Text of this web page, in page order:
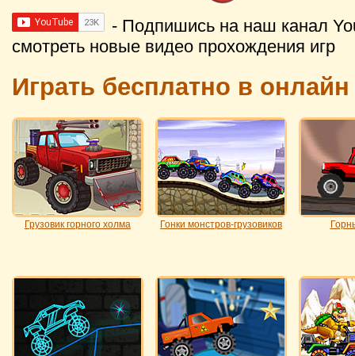
- Подпишись на наш канал
смотреть новые видео прохождения игр
Играть бесплатно в
Грузовик горного холма Гонки монстров-грузовиков